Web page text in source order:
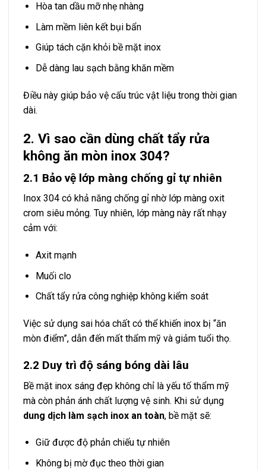
Hòa tan dầu mỡ nhẹ nhàng
Làm mềm liên kết bụi bẩn
Giúp tách cặn khỏi bề mặt inox
Dễ dàng lau sạch bằng khăn mềm
Điều này giúp bảo vệ cấu trúc vật liệu trong thời gian
dài.
2. Vì sao cần dùng chất tẩy rửa
không ăn mòn inox 304?
2.1 Bảo vệ lớp màng chống gỉ tự nhiên
Inox 304 có khả năng chống gỉ nhờ lớp màng oxit
crom siêu mỏng. Tuy nhiên, lớp màng này rất nhạy
cảm với:
Axit mạnh
Muối clo
Chất tẩy rửa công nghiệp không kiểm soát
Việc sử dụng sai hóa chất có thể khiến inox bị “ăn
mòn điểm”, dẫn đến mất thẩm mỹ và giảm tuổi thọ.
2.2 Duy trì độ sáng bóng dài lâu
Bề mặt inox sáng đẹp không chỉ là yếu tố thẩm mỹ
mà còn phản ánh chất lượng vệ sinh. Khi sử dụng
dung dịch làm sạch inox an toàn, bề mặt sẽ:
Giữ được độ phản chiếu tự nhiên
Không bị mờ đục theo thời gian